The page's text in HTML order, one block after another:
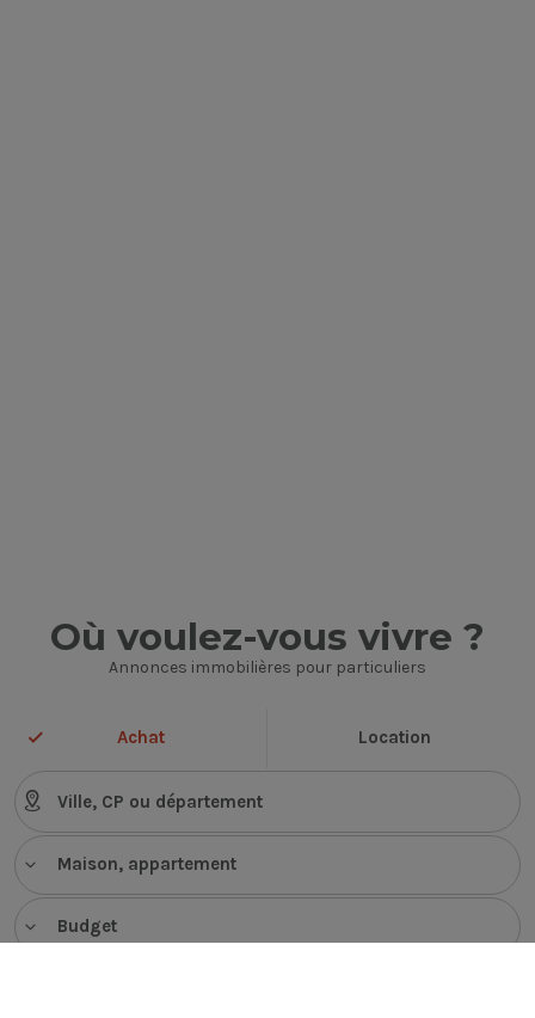
Où voulez-vous vivre ?
Annonces immobilières pour particuliers
Maison, appartement
Budget
Achat Location